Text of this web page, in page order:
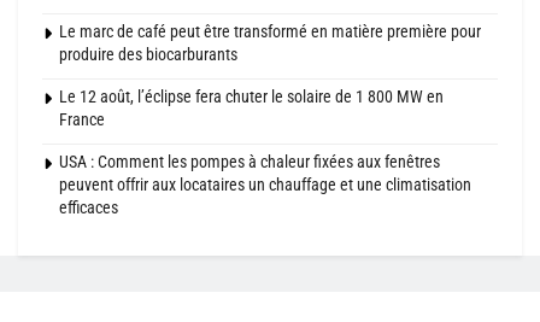
Le marc de café peut être transformé en matière première pour
produire des biocarburants
Le 12 août, l’éclipse fera chuter le solaire de 1 800 MW en
France
USA : Comment les pompes à chaleur fixées aux fenêtres
peuvent offrir aux locataires un chauffage et une climatisation
efficaces